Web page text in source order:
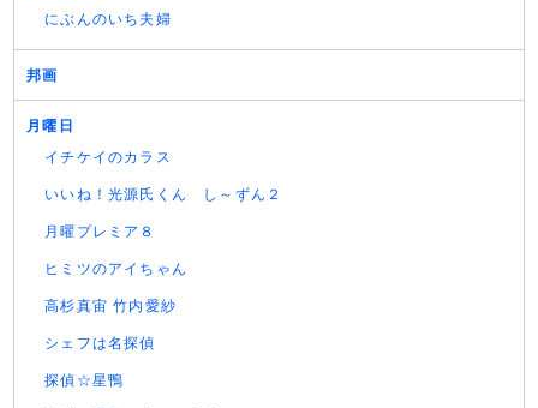
にぶんのいち夫婦
邦画
月曜日
イチケイのカラス
いいね！光源氏くん し～ずん２
月曜プレミア８
ヒミツのアイちゃん
高杉真宙 竹内愛紗
シェフは名探偵
探偵☆星鴨